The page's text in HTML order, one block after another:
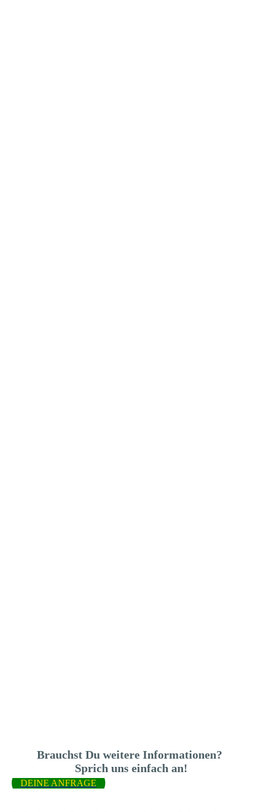
Brauchst Du weitere Informationen?
Sprich uns einfach an!
DEINE ANFRAGE